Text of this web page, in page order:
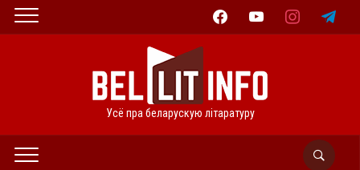
facebookyoutube instagramtelegram
Усё пра беларускую літаратуру